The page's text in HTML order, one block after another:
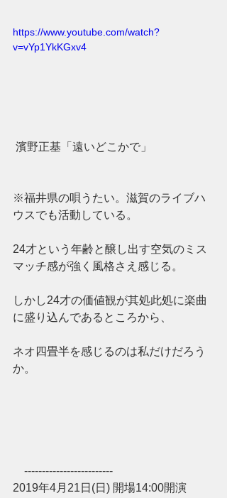
https://www.youtube.com/watch?
v=vYp1YkKGxv4
濱野正基「遠いどこかで」
※福井県の唄うたい。滋賀のライブハ
ウスでも活動している。
24才という年齢と醸し出す空気のミス
マッチ感が強く風格さえ感じる。
しかし24才の価値観が其処此処に楽曲
に盛り込んであるところから、
ネオ四畳半を感じるのは私だけだろう
か。
-------------------------
2019年4月21日(日) 開場14:00開演